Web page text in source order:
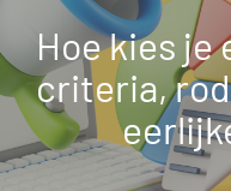
Hoe kies je
criteria,